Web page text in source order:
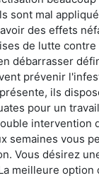
sont mal
des effets
de lutte
débarrasser
prévenir
ils
pour un
intervention
semaines vous
Vous désirez
meilleure option